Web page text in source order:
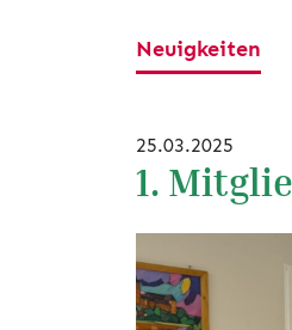
Neuigkeiten
25.03.2025
1.